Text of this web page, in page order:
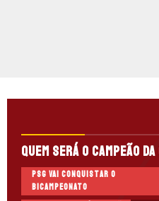
Quem será o campeão
PSG vai conquistar o
bicampeonato